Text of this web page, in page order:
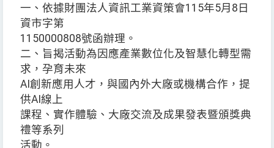
一、依據財團法人資訊工業資策會115年5月8日
資市字第
1150000808號函辦理。
二、旨揭活動為因應產業數位化及智慧化轉型需
求，孕育未來
AI創新應用人才，與國內外大廠或機構合作，提
供AI線上
課程、實作體驗、大廠交流及成果發表暨頒獎典
禮等系列
活動。